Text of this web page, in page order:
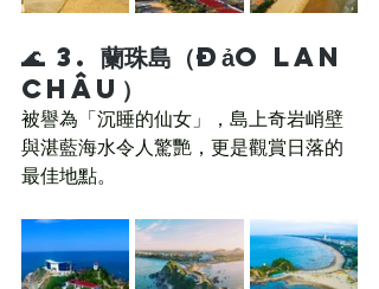
🌊 3. 蘭珠島（Đảo Lan
Châu）
被譽為「沉睡的仙女」，島上奇岩峭壁
與湛藍海水令人驚艷，更是觀賞日落的
最佳地點。